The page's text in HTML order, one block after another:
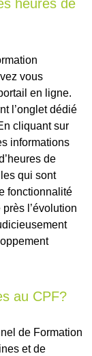
heures de
vous
en ligne.
l’onglet dédié
cliquant sur
informations
de
qui sont
fonctionnalité
l’évolution
au CPF?
de Formation
et de